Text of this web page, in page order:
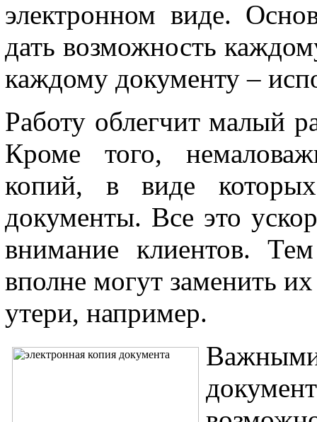
электронном виде.
дать возможность
каждому документу –
Работу облегчит малый
Кроме того,
копий, в виде
документы. Все это
внимание клиентов.
вполне могут заменить
утери, например.